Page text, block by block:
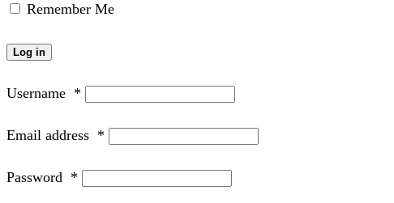
Remember Me
Log in
Username *
Email address *
Password *